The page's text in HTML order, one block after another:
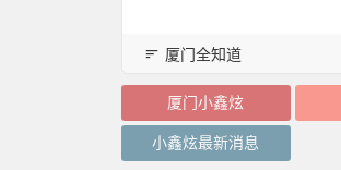
厦门全知道
厦门小鑫炫
小鑫炫最新消息